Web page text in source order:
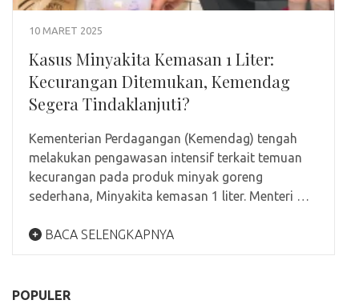
10 MARET 2025
Kasus Minyakita Kemasan 1 Liter:
Kecurangan Ditemukan, Kemendag
Segera Tindaklanjuti?
Kementerian Perdagangan (Kemendag) tengah
melakukan pengawasan intensif terkait temuan
kecurangan pada produk minyak goreng
sederhana, Minyakita kemasan 1 liter. Menteri …
BACA SELENGKAPNYA
POPULER